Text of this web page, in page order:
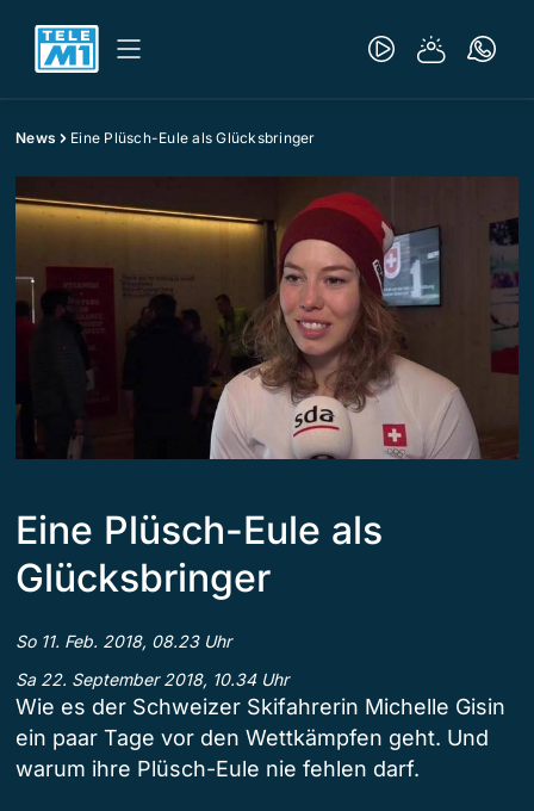
News Eine Plüsch-Eule als Glücksbringer
Eine Plüsch-Eule als
Glücksbringer
So 11. Feb. 2018, 08.23 Uhr
Sa 22. September 2018, 10.34 Uhr
Wie es der Schweizer Skifahrerin Michelle Gisin
ein paar Tage vor den Wettkämpfen geht. Und
warum ihre Plüsch-Eule nie fehlen darf.